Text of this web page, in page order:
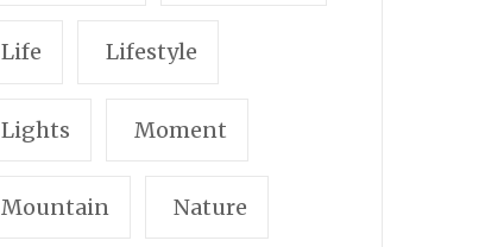
Life Lifestyle
Lights Moment
Mountain Nature